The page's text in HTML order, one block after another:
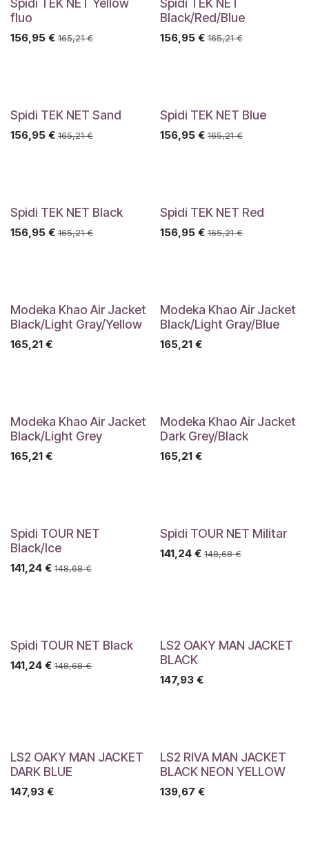
Spidi TEK NET Yellow
fluo
156,95 € 165,21€
Spidi TEK NET
Black/Red/Blue
156,95€ 165,21€
Spidi TEK NET Sand
156,95 € 165,21€
Spidi TEK NET Blue
156,95€ 165,21€
Spidi TEK NET Black
156,95 € 165,21€
Spidi TEK NET Red
156,95€ 165,21€
Modeka Khao Air Jacket
Black/Light Gray/Yellow
165,21 €
Modeka Khao Air Jacket
Black/Light Gray/Blue
165,21€
Modeka Khao Air Jacket
Black/Light Grey
165,21 €
Modeka Khao Air Jacket
Dark Grey/Black
165,21€
Spidi TOUR NET
Black/Ice
141,24 € 148,68€
Spidi TOUR NET Militar
141,24€ 148,68€
Spidi TOUR NET Black
141,24 € 148,68€
LS2 OAKY MAN JACKET
BLACK
147,93€
LS2 OAKY MAN JACKET
DARK BLUE
147,93 €
LS2 RIVA MAN JACKET
BLACK NEON YELLOW
139,67 €